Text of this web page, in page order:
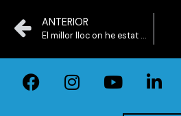
ANTERIOR
El millor lloc on he estat mai